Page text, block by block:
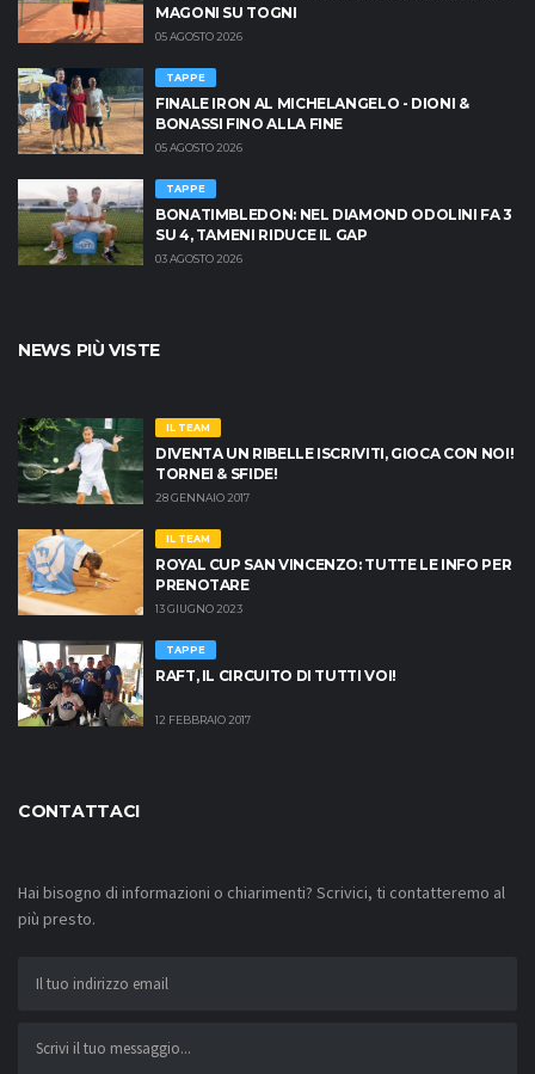
MAGONI SU TOGNI
05 AGOSTO 2026
TAPPE
FINALE IRON AL MICHELANGELO - DIONI &
BONASSI FINO ALLA FINE
05 AGOSTO 2026
TAPPE
BONATIMBLEDON: NEL DIAMOND ODOLINI FA 3
SU 4, TAMENI RIDUCE IL GAP
03 AGOSTO 2026
NEWS PIÙ VISTE
IL TEAM
DIVENTA UN RIBELLE ISCRIVITI, GIOCA CON NOI!
TORNEI & SFIDE!
28 GENNAIO 2017
IL TEAM
ROYAL CUP SAN VINCENZO: TUTTE LE INFO PER
PRENOTARE
13 GIUGNO 2023
TAPPE
RAFT, IL CIRCUITO DI TUTTI VOI!
12 FEBBRAIO 2017
CONTATTACI
Hai bisogno di informazioni o chiarimenti? Scrivici, ti contatteremo al
più presto.